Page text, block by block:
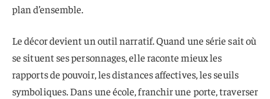
plan d’ensemble.
Le décor devient un outil narratif. Quand une série sait où
se situent ses personnages, elle raconte mieux les
rapports de pouvoir, les distances affectives, les seuils
symboliques. Dans une école, franchir une porte, traverser